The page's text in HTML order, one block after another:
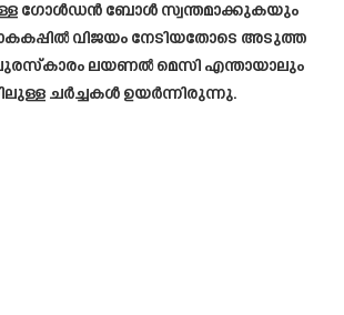
ഗോൾഡൻ ബോൾ സ്വന്തമാക്കുകയും
വിജയം നേടിയതോടെ അടുത്ത
ലയണൽ മെസി എന്തായാലും
ചർച്ചകൾ ഉയർന്നിരുന്നു.